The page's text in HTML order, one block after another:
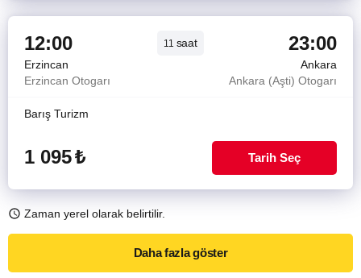
12:00 11 saat 23:00
Erzincan
Ankara
Erzincan Otogarı
Ankara (Aşti) Otogarı
Barış Turizm
1 095₺ Tarih Seç
Zaman yerel olarak belirtilir.
Daha fazla göster